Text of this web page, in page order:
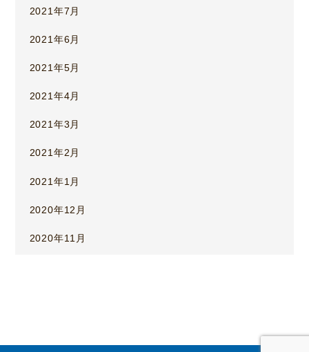
2021年7月
2021年6月
2021年5月
2021年4月
2021年3月
2021年2月
2021年1月
2020年12月
2020年11月